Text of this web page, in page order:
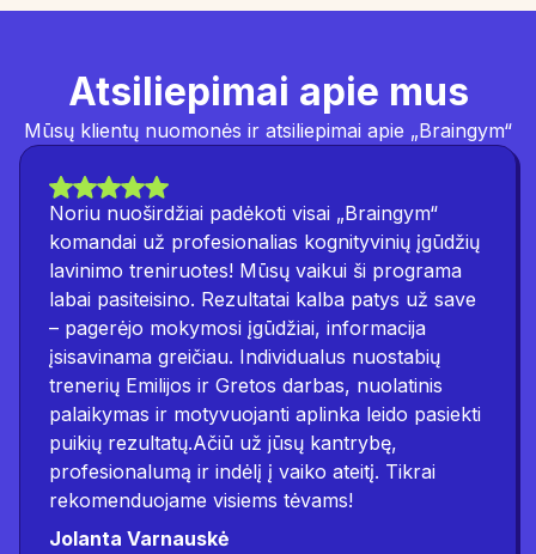
Atsiliepimai apie mus
Mūsų klientų nuomonės ir atsiliepimai apie „Braingym“
Noriu nuoširdžiai padėkoti visai „Braingym“
komandai už profesionalias kognityvinių įgūdžių
lavinimo treniruotes! Mūsų vaikui ši programa
labai pasiteisino. Rezultatai kalba patys už save
– pagerėjo mokymosi įgūdžiai, informacija
įsisavinama greičiau. Individualus nuostabių
trenerių Emilijos ir Gretos darbas, nuolatinis
palaikymas ir motyvuojanti aplinka leido pasiekti
puikių rezultatų.Ačiū už jūsų kantrybę,
profesionalumą ir indėlį į vaiko ateitį. Tikrai
rekomenduojame visiems tėvams!
Jolanta Varnauskė